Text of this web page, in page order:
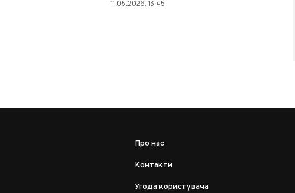
11.05.2026, 13:45
Про нас
Контакти
Угода користувача